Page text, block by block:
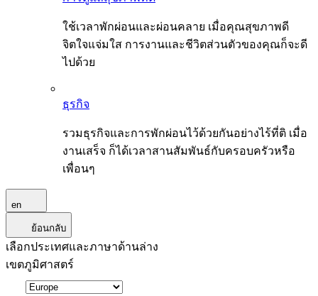
ใช้เวลาพักผ่อนและผ่อนคลาย เมื่อคุณสุขภาพดี
จิตใจแจ่มใส การงานและชีวิตส่วนตัวของคุณก็จะดี
ไปด้วย
ธุรกิจ
รวมธุรกิจและการพักผ่อนไว้ด้วยกันอย่างไร้ที่ติ เมื่อ
งานเสร็จ ก็ได้เวลาสานสัมพันธ์กับครอบครัวหรือ
เพื่อนๆ
en
ย้อนกลับ
เลือกประเทศและภาษาด้านล่าง
เขตภูมิศาสตร์